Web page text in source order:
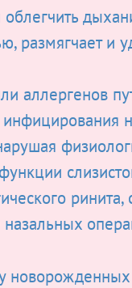
размягчает и
аллергенов
ринита,
назальных